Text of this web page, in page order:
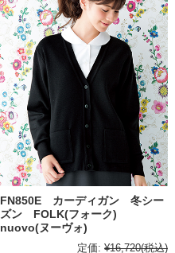
FN850E カーディガン 冬シー
ズン FOLK(フォーク)
nuovo(ヌーヴォ)
定価: ¥16,720(税込)